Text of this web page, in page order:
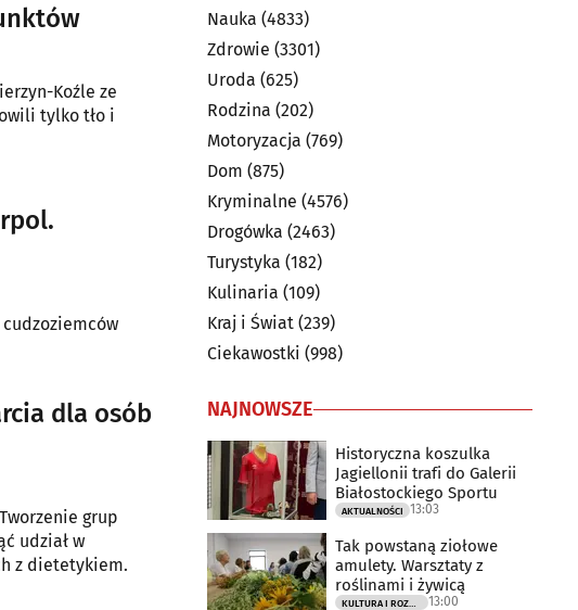
Koźle ze
tylko tło i
dla osób
grup
udział w
z dietetykiem.
Nauka (4833)
Zdrowie (3301)
Uroda (625)
Rodzina (202)
Motoryzacja (769)
Dom (875)
Kryminalne (4576)
Drogówka (2463)
Turystyka (182)
Kulinaria (109)
Kraj i Świat (239)
Ciekawostki (998)
NAJNOWSZE
Historyczna koszulka
Jagiellonii trafi do Galerii
Białostockiego Sportu
AKTUALNOŚCI 13:03
Tak powstaną ziołowe
amulety. Warsztaty z
roślinami i żywicą
13:00